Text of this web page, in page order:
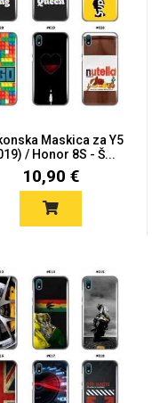
Maskica za Y5
/ Honor 8S - Š...
10,90 €